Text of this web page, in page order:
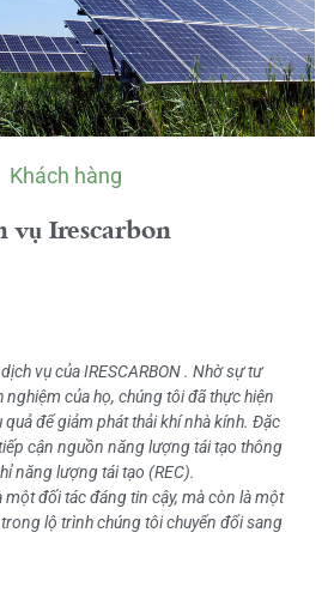
Khách hàng
vụ Irescarbon
vụ của IRESCARBON . Nhờ sự tư
của họ, chúng tôi đã thực hiện
để giảm phát thải khí nhà kính. Đặc
cận nguồn năng lượng tái tạo thông
năng lượng tái tạo (REC).
một đối tác đáng tin cậy, mà còn là một
lộ trình chúng tôi chuyển đổi sang